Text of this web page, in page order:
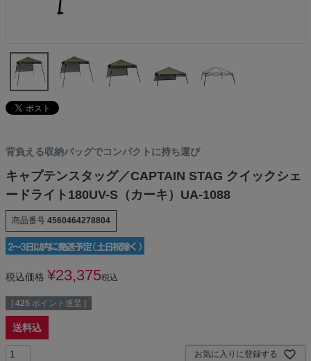
背負える収納バッグでコンパクトに持ち運び
キャプテンスタッグ／CAPTAIN STAG クイックシェ
ードライト180UV-S（カーキ）UA-1088
商品番号 4560464278804
税込価格 ¥23,375税込
[ 425 ポイント進呈 ]
送料込
お気に入りに登録する